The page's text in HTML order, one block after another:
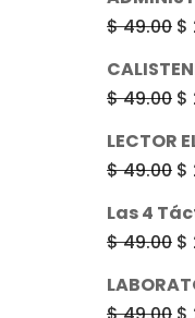
$
$49.00 El
$
$
$49.00 El
$
$
LECTOR
$49.00 El
$
$
Las 4
$49.00 El
$
El